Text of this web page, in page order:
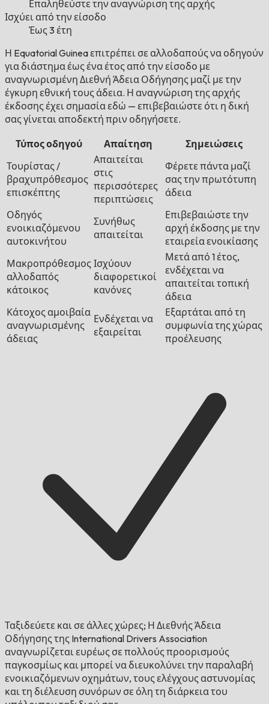
Επαληθεύστε την αναγνώριση της αρχής
Ισχύει από την είσοδο
Έως 3 έτη
Η Equatorial Guinea επιτρέπει σε αλλοδαπούς να οδηγούν
για διάστημα έως ένα έτος από την είσοδο με
αναγνωρισμένη Διεθνή Άδεια Οδήγησης μαζί με την
έγκυρη εθνική τους άδεια. Η αναγνώριση της αρχής
έκδοσης έχει σημασία εδώ — επιβεβαιώστε ότι η δική
σας γίνεται αποδεκτή πριν οδηγήσετε.
Τύπος οδηγού Απαίτηση
Σημειώσεις
Τουρίστας /
βραχυπρόθεσμος
επισκέπτης
Απαιτείται
στις
περισσότερες
περιπτώσεις
Φέρετε πάντα μαζί
σας την πρωτότυπη
άδεια
Οδηγός
ενοικιαζόμενου
αυτοκινήτου
Συνήθως
απαιτείται
Επιβεβαιώστε την
αρχή έκδοσης με την
εταιρεία ενοικίασης
Μακροπρόθεσμος
αλλοδαπός
κάτοικος
Ισχύουν
διαφορετικοί
κανόνες
Μετά από 1 έτος,
ενδέχεται να
απαιτείται τοπική
άδεια
Κάτοχος αμοιβαία
αναγνωρισμένης
άδειας
Ενδέχεται να
εξαιρείται
Εξαρτάται από τη
συμφωνία της χώρας
προέλευσης
Ταξιδεύετε και σε άλλες χώρες; Η Διεθνής Άδεια
Οδήγησης της International Drivers Association
αναγνωρίζεται ευρέως σε πολλούς προορισμούς
παγκοσμίως και μπορεί να διευκολύνει την παραλαβή
ενοικιαζόμενων οχημάτων, τους ελέγχους αστυνομίας
και τη διέλευση συνόρων σε όλη τη διάρκεια του